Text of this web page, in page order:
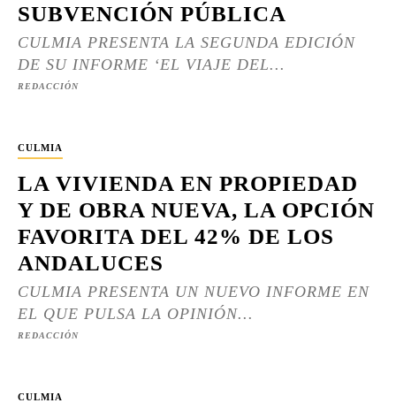
SUBVENCIÓN PÚBLICA
CULMIA PRESENTA LA SEGUNDA EDICIÓN
DE SU INFORME ‘EL VIAJE DEL...
REDACCIÓN
CULMIA
LA VIVIENDA EN PROPIEDAD
Y DE OBRA NUEVA, LA OPCIÓN
FAVORITA DEL 42% DE LOS
ANDALUCES
CULMIA PRESENTA UN NUEVO INFORME EN
EL QUE PULSA LA OPINIÓN...
REDACCIÓN
CULMIA